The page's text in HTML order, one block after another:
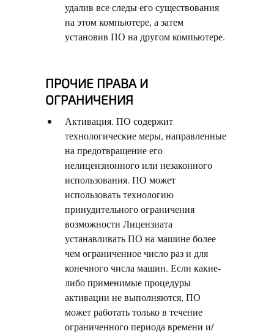
удалив все следы его существования
на этом компьютере, а затем
установив ПО на другом компьютере.
ПРОЧИЕ ПРАВА И
ОГРАНИЧЕНИЯ
Активация. ПО содержит
технологические меры, направленные
на предотвращение его
нелицензионного или незаконного
использования. ПО может
использовать технологию
принудительного ограничения
возможности Лицензиата
устанавливать ПО на машине более
чем ограниченное число раз и для
конечного числа машин. Если какие-
либо применимые процедуры
активации не выполняются, ПО
может работать только в течение
ограниченного периода времени и/